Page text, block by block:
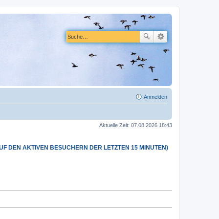
Anmelden
Aktuelle Zeit: 07.08.2026 18:43
DEN AKTIVEN BESUCHERN DER LETZTEN 15 MINUTEN)